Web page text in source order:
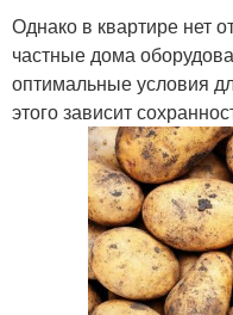
Однако в квартире нет
частные дома
оптимальные условия
этого зависит